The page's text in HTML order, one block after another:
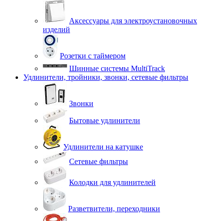
Аксессуары для электроустановочных
изделий
Розетки с таймером
Шинные системы MultiTrack
Удлинители, тройники, звонки, сетевые фильтры
Звонки
Бытовые удлинители
Удлинители на катушке
Сетевые фильтры
Колодки для удлинителей
Разветвители, переходники